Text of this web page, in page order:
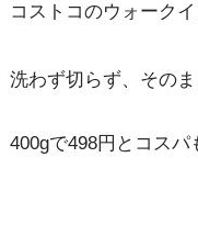
コストコのウォーク
洗わず切らず、その
400gで498円とコス